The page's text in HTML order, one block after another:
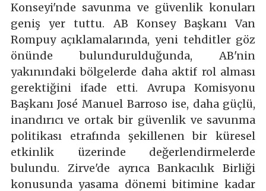
Konseyi'nde savunma ve güvenlik konuları
geniş yer tuttu. AB Konsey Başkanı Van
Rompuy açıklamalarında, yeni tehditler göz
önünde bulundurulduğunda, AB'nin
yakınındaki bölgelerde daha aktif rol alması
gerektiğini ifade etti. Avrupa Komisyonu
Başkanı José Manuel Barroso ise, daha güçlü,
inandırıcı ve ortak bir güvenlik ve savunma
politikası etrafında şekillenen bir küresel
etkinlik üzerinde değerlendirmelerde
bulundu. Zirve'de ayrıca Bankacılık Birliği
konusunda yasama dönemi bitimine kadar